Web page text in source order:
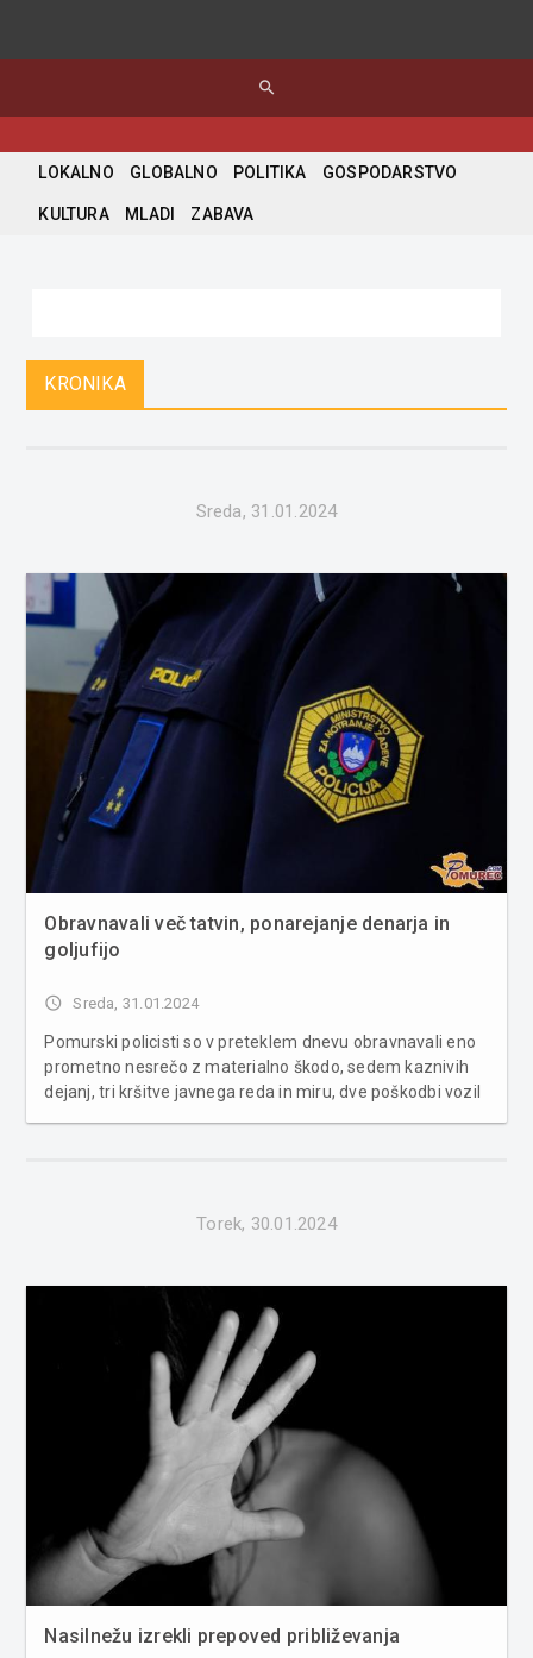
search
LOKALNO GLOBALNO POLITIKA GOSPODARSTVO
KULTURA MLADI ZABAVA
KRONIKA
Sreda, 31.01.2024
Obravnavali več tatvin, ponarejanje denarja in
goljufijo
access_time Sreda, 31.01.2024
Pomurski policisti so v preteklem dnevu obravnavali eno
prometno nesrečo z materialno škodo, sedem kaznivih
dejanj, tri kršitve javnega reda in miru, dve poškodbi vozil
Torek, 30.01.2024
Nasilnežu izrekli prepoved približevanja